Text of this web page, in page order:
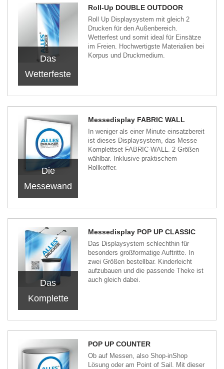
Das
Wetterfeste
Roll-Up DOUBLE OUTDOOR
Roll Up Displaysystem mit gleich 2
Drucken für den Außenbereich.
Wetterfest und somit ideal für Einsätze
im Freien. Hochwertigste Materialien bei
Korpus und Druckmedium.
Die
Messewand
Messedisplay FABRIC WALL
In weniger als einer Minute einsatzbereit
ist dieses Displaysystem, das Messe
Komplettset FABRIC-WALL. 2 Größen
wählbar. Inklusive praktischem
Rollkoffer.
Das
Komplette
Messedisplay POP UP CLASSIC
Das Displaysystem schlechthin für
besonders großformatige Auftritte. In
zwei Größen bestellbar. Kinderleicht
aufzubauen und die passende Theke ist
auch gleich dabei.
POP UP COUNTER
Ob auf Messen, also Shop-inShop
Lösung oder am Point of Sail. Mit dieser